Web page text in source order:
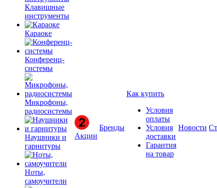
Клавишные
инструменты
Караоке
Конференц-
системы
Микрофоны,
радиосистемы
Наушники и
гарнитуры
Ноты,
самоучители
Акции
Бренды
Как купить
Условия
оплаты
Условия
доставки
Гарантия
на товар
Новости